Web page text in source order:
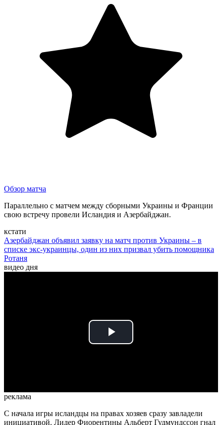
Обзор матча
Параллельно с матчем между сборными Украины и Франции
свою встречу провели Исландия и Азербайджан.
кстати
Азербайджан объявил заявку на матч против Украины – в
списке экс-украинцы, один из них призвал убить помощника
Ротаня
видео дня
Play
реклама
С начала игры исландцы на правах хозяев сразу завладели
инициативой. Лидер Фиорентины Альберт Гудмундссон гнал